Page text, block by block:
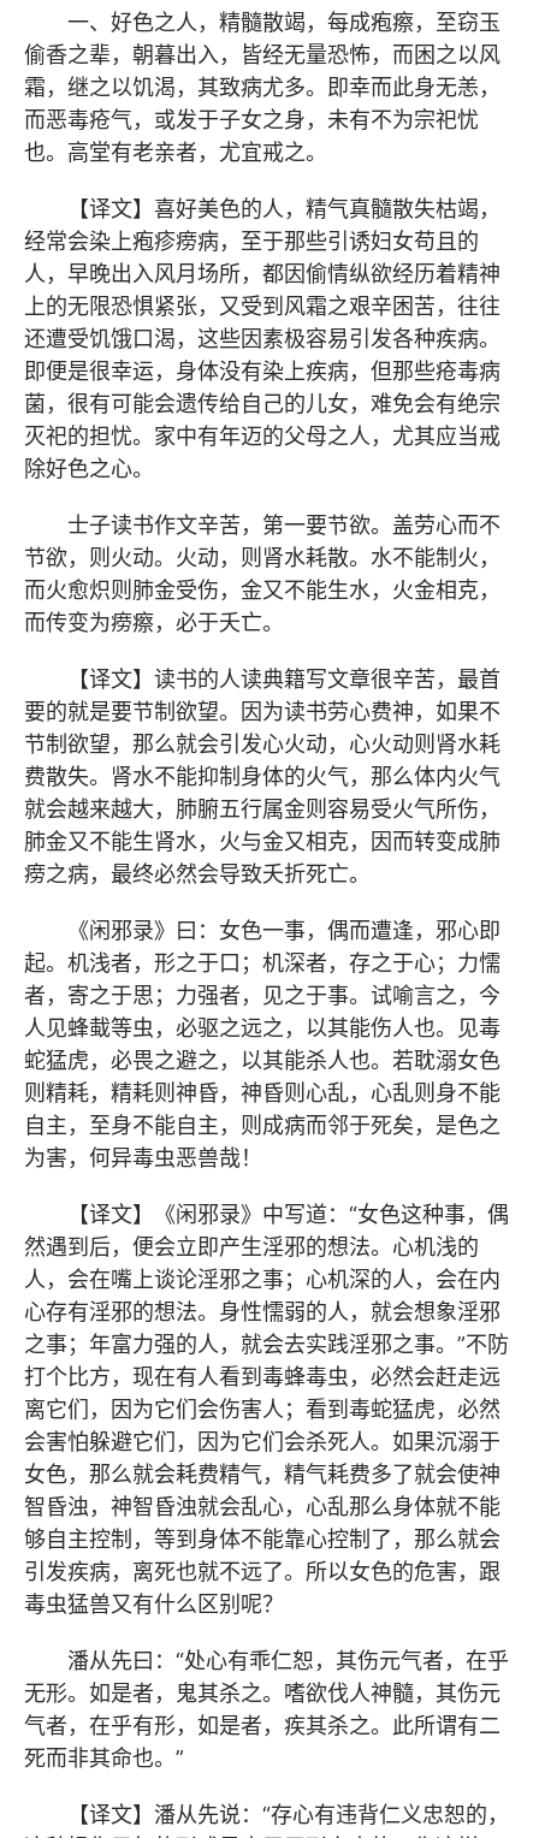
一、好色之人，精髓散竭，每成疱瘵，至窃玉
偷香之辈，朝暮出入，皆经无量恐怖，而困之以风
霜，继之以饥渴，其致病尤多。即幸而此身无恙，
而恶毒疮气，或发于子女之身，未有不为宗祀忧
也。高堂有老亲者，尤宜戒之。
【译文】喜好美色的人，精气真髓散失枯竭，
经常会染上疱疹痨病，至于那些引诱妇女苟且的
人，早晚出入风月场所，都因偷情纵欲经历着精神
上的无限恐惧紧张，又受到风霜之艰辛困苦，往往
还遭受饥饿口渴，这些因素极容易引发各种疾病。
即便是很幸运，身体没有染上疾病，但那些疮毒病
菌，很有可能会遗传给自己的儿女，难免会有绝宗
灭祀的担忧。家中有年迈的父母之人，尤其应当戒
除好色之心。
士子读书作文辛苦，第一要节欲。盖劳心而不
节欲，则火动。火动，则肾水耗散。水不能制火，
而火愈炽则肺金受伤，金又不能生水，火金相克，
而传变为痨瘵，必于夭亡。
【译文】读书的人读典籍写文章很辛苦，最首
要的就是要节制欲望。因为读书劳心费神，如果不
节制欲望，那么就会引发心火动，心火动则肾水耗
费散失。肾水不能抑制身体的火气，那么体内火气
就会越来越大，肺腑五行属金则容易受火气所伤，
肺金又不能生肾水，火与金又相克，因而转变成肺
痨之病，最终必然会导致夭折死亡。
《闲邪录》曰：女色一事，偶而遭逢，邪心即
起。机浅者，形之于口；机深者，存之于心；力懦
者，寄之于思；力强者，见之于事。试喻言之，今
人见蜂蛓等虫，必驱之远之，以其能伤人也。见毒
蛇猛虎，必畏之避之，以其能杀人也。若耽溺女色
则精耗，精耗则神昏，神昏则心乱，心乱则身不能
自主，至身不能自主，则成病而邻于死矣，是色之
为害，何异毒虫恶兽哉！
【译文】《闲邪录》中写道：“女色这种事，偶
然遇到后，便会立即产生淫邪的想法。心机浅的
人，会在嘴上谈论淫邪之事；心机深的人，会在内
心存有淫邪的想法。身性懦弱的人，就会想象淫邪
之事；年富力强的人，就会去实践淫邪之事。”不防
打个比方，现在有人看到毒蜂毒虫，必然会赶走远
离它们，因为它们会伤害人；看到毒蛇猛虎，必然
会害怕躲避它们，因为它们会杀死人。如果沉溺于
女色，那么就会耗费精气，精气耗费多了就会使神
智昏浊，神智昏浊就会乱心，心乱那么身体就不能
够自主控制，等到身体不能靠心控制了，那么就会
引发疾病，离死也就不远了。所以女色的危害，跟
毒虫猛兽又有什么区别呢？
潘从先曰：“处心有乖仁恕，其伤元气者，在乎
无形。如是者，鬼其杀之。嗜欲伐人神髓，其伤元
气者，在乎有形，如是者，疾其杀之。此所谓有二
死而非其命也。”
【译文】潘从先说：“存心有违背仁义忠恕的，